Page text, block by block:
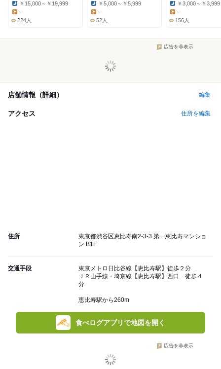
Dinner:
￥15,000～￥19,999
-
224人
Dinner:
￥5,000～￥5,999
Lunch:
-
52人
Dinner:
￥3,000～￥3,999
-
156人
広告を非表示
店舗情報（詳細） 編集
アクセス 住所を編集
住所
東京都渋谷区恵比寿南2-3-3 第一恵比寿マンショ
ン B1F
交通手段
東京メトロ日比谷線【恵比寿駅】徒歩２分
ＪＲ山手線・埼京線【恵比寿駅】西口 徒歩４
分
恵比寿駅から260m
食べログアプリで地図を開く
広告を非表示